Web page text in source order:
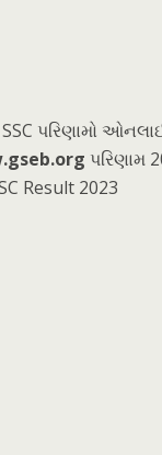
SSC પરિણામો
પરિણામ
Result 2023